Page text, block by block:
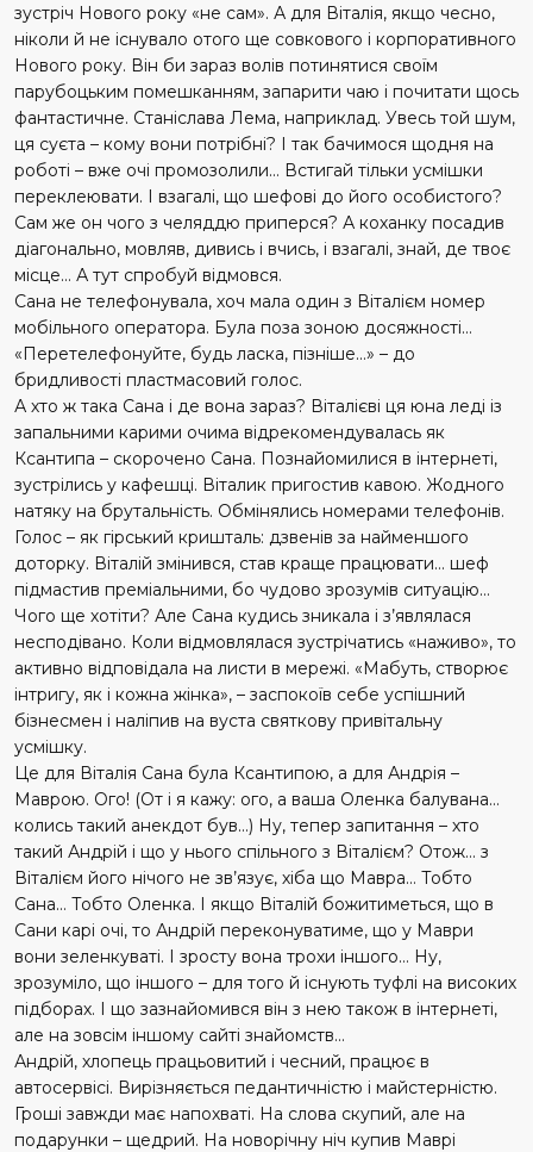
зустріч Нового року «не сам». А для Віталія, якщо чесно,
ніколи й не існувало отого ще совкового і корпоративного
Нового року. Він би зараз волів потинятися своїм
парубоцьким помешканням, запарити чаю і почитати щось
фантастичне. Станіслава Лема, наприклад. Увесь той шум,
ця суєта – кому вони потрібні? І так бачимося щодня на
роботі – вже очі промозолили… Встигай тільки усмішки
переклеювати. І взагалі, що шефові до його особистого?
Сам же он чого з челяддю приперся? А коханку посадив
діагонально, мовляв, дивись і вчись, і взагалі, знай, де твоє
місце… А тут спробуй відмовся.
Сана не телефонувала, хоч мала один з Віталієм номер
мобільного оператора. Була поза зоною досяжності…
«Перетелефонуйте, будь ласка, пізніше…» – до
бридливості пластмасовий голос.
А хто ж така Сана і де вона зараз? Віталієві ця юна леді із
запальними карими очима відрекомендувалась як
Ксантипа – скорочено Сана. Познайомилися в інтернеті,
зустрілись у кафешці. Віталик пригостив кавою. Жодного
натяку на брутальність. Обмінялись номерами телефонів.
Голос – як гірський кришталь: дзвенів за найменшого
доторку. Віталій змінився, став краще працювати… шеф
підмастив преміальними, бо чудово зрозумів ситуацію…
Чого ще хотіти? Але Сана кудись зникала і з’являлася
несподівано. Коли відмовлялася зустрічатись «наживо», то
активно відповідала на листи в мережі. «Мабуть, створює
інтригу, як і кожна жінка», – заспокоїв себе успішний
бізнесмен і наліпив на вуста святкову привітальну
усмішку.
Це для Віталія Сана була Ксантипою, а для Андрія –
Маврою. Ого! (От і я кажу: ого, а ваша Оленка балувана…
колись такий анекдот був…) Ну, тепер запитання – хто
такий Андрій і що у нього спільного з Віталієм? Отож… з
Віталієм його нічого не зв’язує, хіба що Мавра… Тобто
Сана… Тобто Оленка. І якщо Віталій божитиметься, що в
Сани карі очі, то Андрій переконуватиме, що у Маври
вони зеленкуваті. І зросту вона трохи іншого… Ну,
зрозуміло, що іншого – для того й існують туфлі на високих
підборах. І що зазнайомився він з нею також в інтернеті,
але на зовсім іншому сайті знайомств…
Андрій, хлопець працьовитий і чесний, працює в
автосервісі. Вирізняється педантичністю і майстерністю.
Гроші завжди має напохваті. На слова скупий, але на
подарунки – щедрий. На новорічну ніч купив Маврі